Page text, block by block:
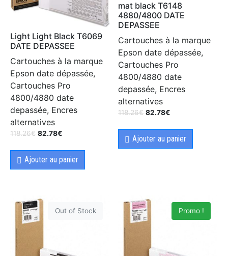
Light Light Black T6069
DATE DEPASSEE
Cartouches à la marque
Epson date dépassée,
Cartouches Pro
4800/4880 date
depassée, Encres
alternatives
118.26€ 82.78€
Ajouter au panier
mat black T6148
4880/4800 DATE
DEPASSEE
Cartouches à la marque
Epson date dépassée,
Cartouches Pro
4800/4880 date
depassée, Encres
alternatives
118.26€ 82.78€
Ajouter au panier
Out of Stock Promo !